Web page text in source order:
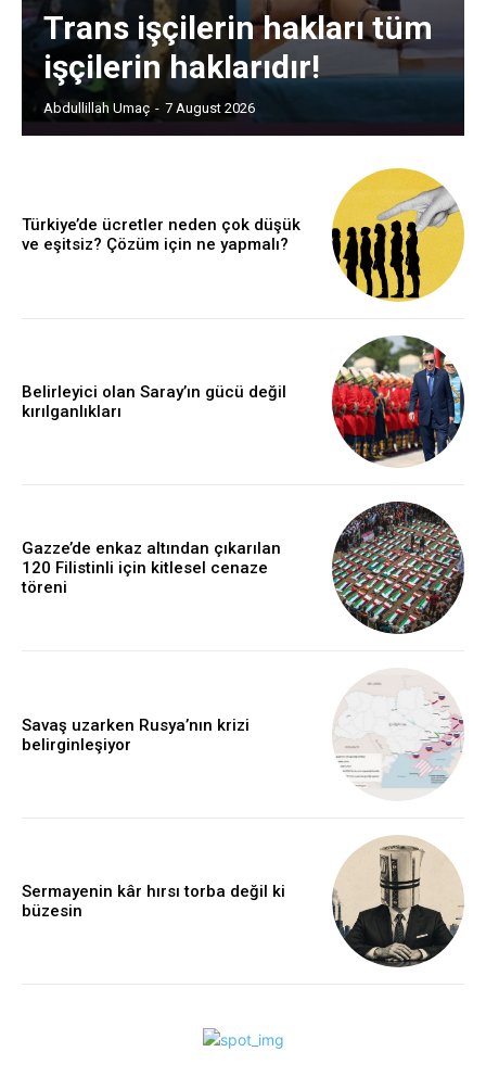
Trans işçilerin hakları tüm
işçilerin haklarıdır!
Abdullillah Umaç - 7 August 2026
Türkiye’de ücretler neden çok düşük
ve eşitsiz? Çözüm için ne yapmalı?
Belirleyici olan Saray’ın gücü değil
kırılganlıkları
Gazze’de enkaz altından çıkarılan
120 Filistinli için kitlesel cenaze
töreni
Savaş uzarken Rusya’nın krizi
belirginleşiyor
Sermayenin kâr hırsı torba değil ki
büzesin